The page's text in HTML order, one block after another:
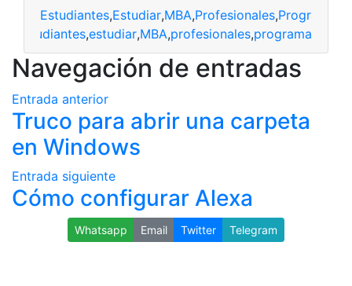
Estudiantes,Estudiar,MBA,Profesionales,Programa
estudiantes,estudiar,MBA,profesionales,programa
Navegación de entradas
Entrada anterior
Truco para abrir una carpeta
en Windows
Entrada siguiente
Cómo configurar Alexa
Whatsapp Email Twitter Telegram